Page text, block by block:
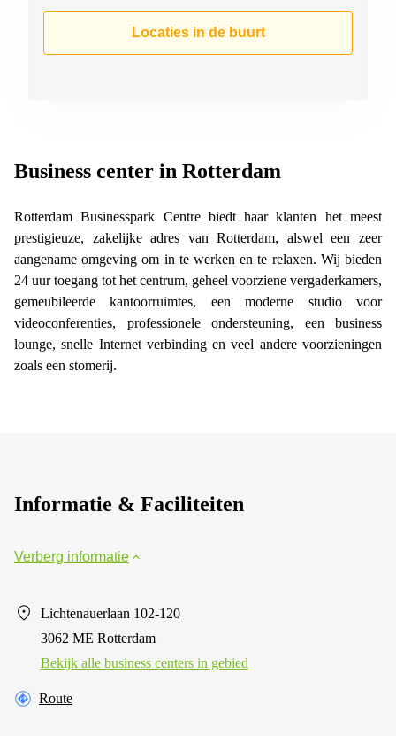
Locaties in de buurt
Business center in Rotterdam
Rotterdam Businesspark Centre biedt haar klanten het meest
prestigieuze, zakelijke adres van Rotterdam, alswel een zeer
aangename omgeving om in te werken en te relaxen. Wij bieden
24 uur toegang tot het centrum, geheel voorziene vergaderkamers,
gemeubileerde kantoorruimtes, een moderne studio voor
videoconferenties, professionele ondersteuning, een business
lounge, snelle Internet verbinding en veel andere voorzieningen
zoals een stomerij.
Informatie & Faciliteiten
Verberg informatie
Lichtenauerlaan 102-120
3062 ME Rotterdam
Bekijk alle business centers in gebied
Route